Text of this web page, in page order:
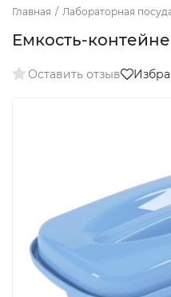
Главная / Лабораторная
Емкость-
Оставить отзыв